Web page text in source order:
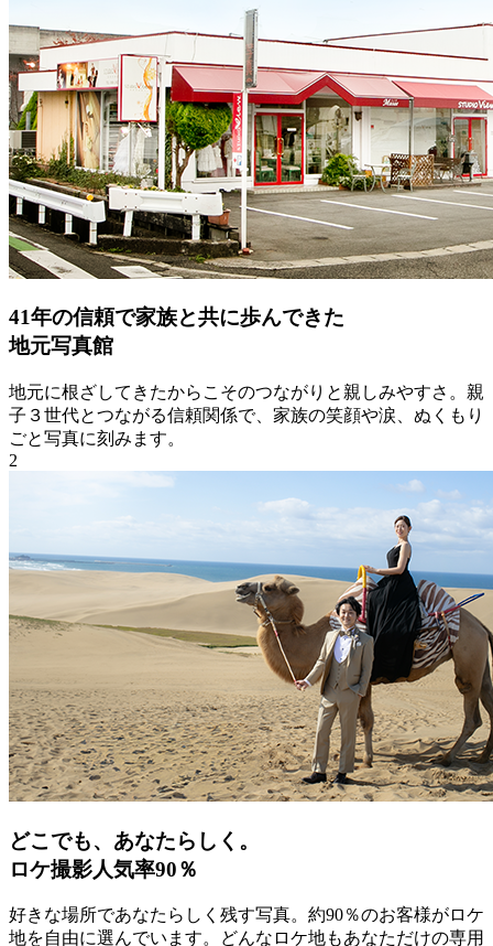
41年の信頼で家族と共に歩んできた
地元写真館
地元に根ざしてきたからこそのつながりと親しみやすさ。親
子３世代とつながる信頼関係で、家族の笑顔や涙、ぬくもり
ごと写真に刻みます。
2
どこでも、あなたらしく。
ロケ撮影人気率90％
好きな場所であなたらしく残す写真。約90％のお客様がロケ
地を自由に選んでいます。どんなロケ地もあなただけの専用